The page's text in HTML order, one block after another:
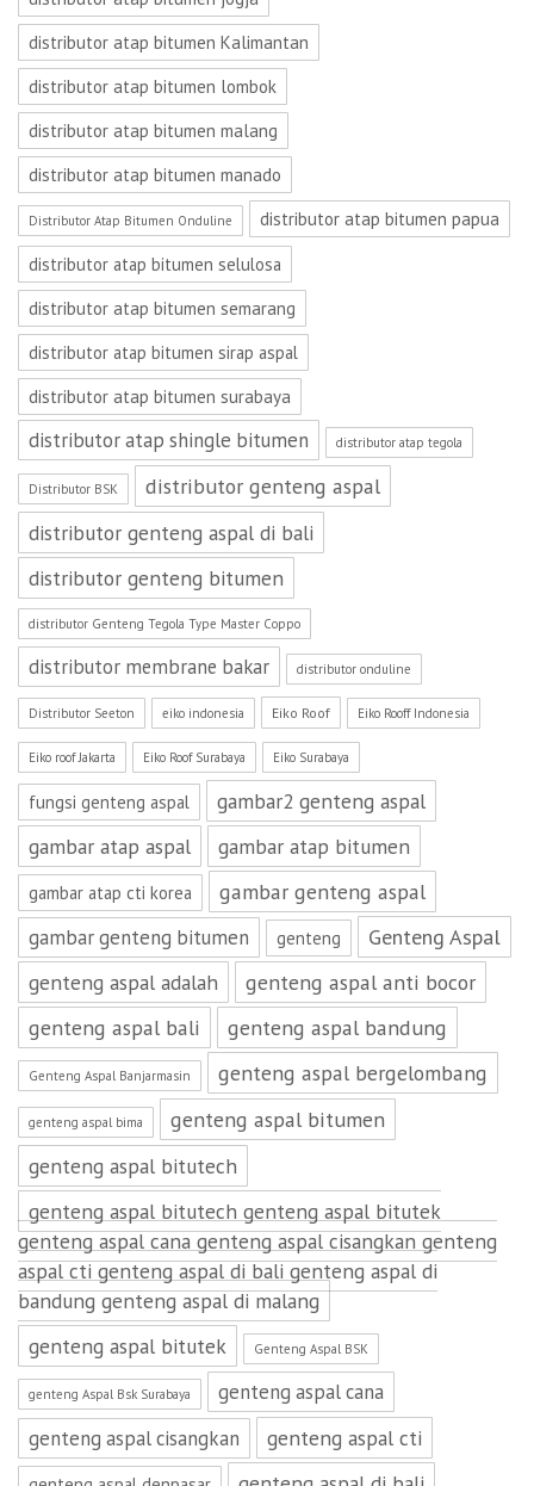
distributor atap bitumen Kalimantan
distributor atap bitumen lombok
distributor atap bitumen malang
distributor atap bitumen manado
Distributor Atap Bitumen Onduline
distributor atap bitumen papua
distributor atap bitumen selulosa
distributor atap bitumen semarang
distributor atap bitumen sirap aspal
distributor atap bitumen surabaya
distributor atap shingle bitumen distributor atap tegola
Distributor BSK
distributor genteng aspal
distributor genteng aspal di bali
distributor genteng bitumen
distributor Genteng Tegola Type Master Coppo
distributor membrane bakar distributor onduline
Distributor Seeton eiko indonesia Eiko Roof Eiko Rooff Indonesia
Eiko roof Jakarta Eiko Roof Surabaya Eiko Surabaya
fungsi genteng aspal
gambar2 genteng aspal
gambar atap aspal
gambar atap bitumen
gambar atap cti korea gambar genteng aspal
gambar genteng bitumen genteng
Genteng Aspal
genteng aspal adalah
genteng aspal anti bocor
genteng aspal bali
genteng aspal bandung
Genteng Aspal Banjarmasin genteng aspal bergelombang
genteng aspal bima
genteng aspal bitumen
genteng aspal bitutech
genteng aspal bitutech genteng aspal bitutek
genteng aspal cana genteng aspal cisangkan genteng
aspal cti genteng aspal di bali genteng aspal di
bandung genteng aspal di malang
genteng aspal bitutek
Genteng Aspal BSK
genteng Aspal Bsk Surabaya
genteng aspal cana
genteng aspal cisangkan
genteng aspal cti